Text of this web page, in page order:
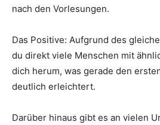
nach den Vorlesungen.
Das Positive: Aufgrund des
du direkt viele Menschen mit
dich herum, was gerade den
deutlich erleichtert.
Darüber hinaus gibt es an vielen